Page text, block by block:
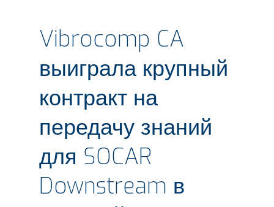
Vibrocomp CA
выиграла крупный
контракт на
передачу знаний
для SOCAR
Downstream в